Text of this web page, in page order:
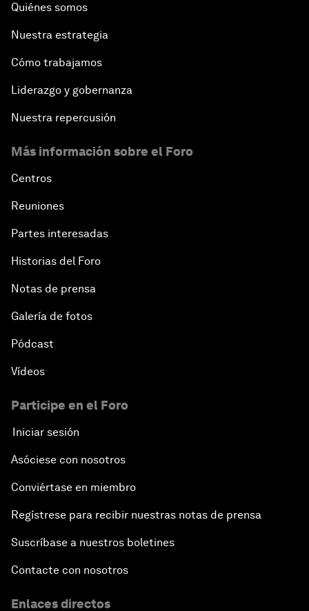
Quiénes somos
Nuestra estrategia
Cómo trabajamos
Liderazgo y gobernanza
Nuestra repercusión
Más información sobre el Foro
Centros
Reuniones
Partes interesadas
Historias del Foro
Notas de prensa
Galería de fotos
Pódcast
Vídeos
Participe en el Foro
Iniciar sesión
Asóciese con nosotros
Conviértase en miembro
Regístrese para recibir nuestras notas de prensa
Suscríbase a nuestros boletines
Contacte con nosotros
Enlaces directos